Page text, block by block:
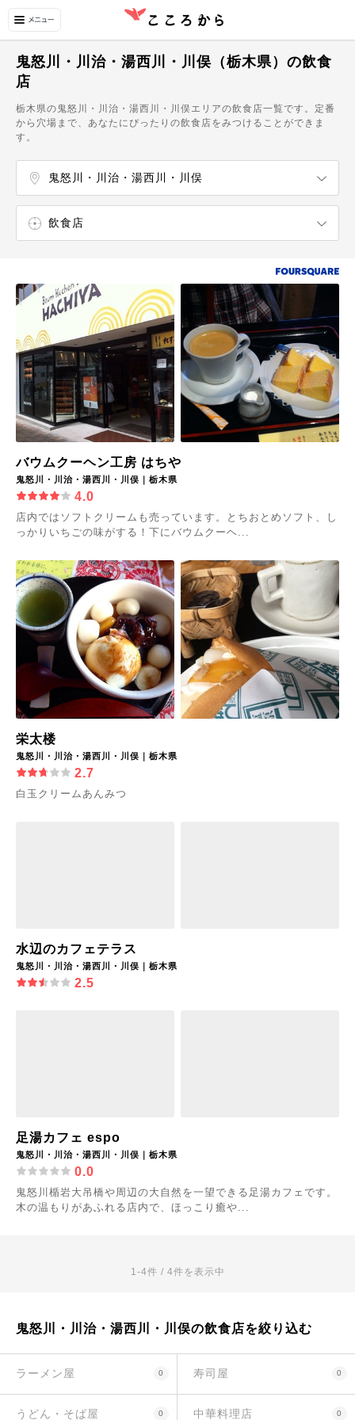
鬼怒川・川治・湯西川・川俣（栃木県）の飲食
店
栃木県の鬼怒川・川治・湯西川・川俣エリアの飲食店一覧です。定番
から穴場まで、あなたにぴったりの飲食店をみつけることができま
す。
鬼怒川・川治・湯西川・川俣
飲食店
バウムクーヘン工房 はちや
鬼怒川・川治・湯西川・川俣｜栃木県
4.0
店内ではソフトクリームも売っています。とちおとめソフト、し
っかりいちごの味がする！下にバウムクーヘ...
栄太楼
鬼怒川・川治・湯西川・川俣｜栃木県
2.7
白玉クリームあんみつ
水辺のカフェテラス
鬼怒川・川治・湯西川・川俣｜栃木県
2.5
足湯カフェ espo
鬼怒川・川治・湯西川・川俣｜栃木県
0.0
鬼怒川楯岩大吊橋や周辺の大自然を一望できる足湯カフェです。
木の温もりがあふれる店内で、ほっこり癒や...
1-4件 / 4件を表示中
鬼怒川・川治・湯西川・川俣の飲食店を絞り込む
ラーメン屋 0 寿司屋 0
うどん・そば屋 0 中華料理店 0